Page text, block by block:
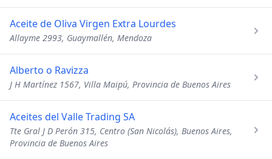
Aceite de Oliva Virgen Extra Lourdes
Allayme 2993, Guaymallén, Mendoza
Alberto o Ravizza
J H Martínez 1567, Villa Maipú, Provincia de Buenos Aires
Aceites del Valle Trading SA
Tte Gral J D Perón 315, Centro (San Nicolás), Buenos Aires,
Provincia de Buenos Aires